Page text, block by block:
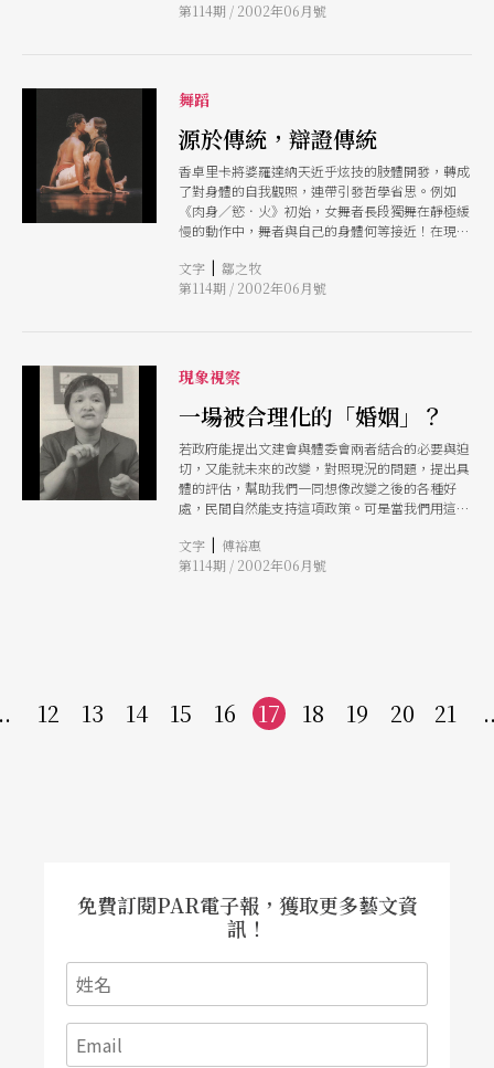
第114期 / 2002年06月號
舞蹈
源於傳統，辯證傳統
香卓里卡將婆羅達納天近乎炫技的肢體開發，轉成
了對身體的自我觀照，連帶引發哲學省思。例如
《肉身／慾．火》初始，女舞者長段獨舞在靜極緩
慢的動作中，舞者與自己的身體何等接近！在現場
者的生命與亙古循環的時間同時開展。
文字 | 鄒之牧
第114期 / 2002年06月號
現象視察
一場被合理化的「婚姻」？
若政府能提出文建會與體委會兩者結合的必要與迫
切，又能就未來的改變，對照現況的問題，提出具
體的評估，幫助我們一同想像改變之後的各種好
處，民間自然能支持這項政策。可是當我們用這樣
時，完全看不到這樣的解釋。
文字 | 傅裕惠
第114期 / 2002年06月號
12 13 14 15 16 17 18 19 20 21
免費訂閱PAR電子報，獲取更多藝文資
訊！